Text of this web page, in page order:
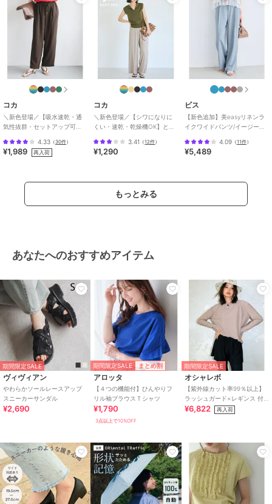
30%OFF
スピック＆スパン
ダブルクロスツータック
パンツ
¥
10,010
スピック＆スパン
ダブルクロス1タックパ
スピック＆スパン
SHEN TANAKA*S ファ
30%OFF 30%OFF
Murray
20,020
ステル100%
商品のお取り扱い方法
お手入れ
本体:手洗い可能、レーヨン・キュ
プラ製品、麻製品、色あせ
原産国
コカ
＼新色登場／【吸水速乾・通
気性抜群・セットアップ可
ーパンツ 全6色
4.33 （30件）
¥1,989 再入荷
コカ
＼新色登場／【シワになりに
くい・速乾・乾燥機OK】とろ
3.41 （12件）
¥1,290
ビス
【新色追加】美easyリネンラ
イクワイドパンツ/イージーケ
対応
4.09（11件）
¥5,489
もっとみる
あなたへのおすすめアイテム
期間限定SALE
ヴィヴィアン
やわらかソールレースアップ
スニーカーサンダル
¥2,690
期間限定SALE まとめ割
アロッタ
【４つの機能付】ひんやりフ
リル袖ブラウスＴシャツ
¥1,790
3点以上で10%OFF
期間限定SALE
オシャレボ
【紫外線カット率99％以上】
ラッシュガード×レギンス 付
き タンキニ
¥6,822 再入荷